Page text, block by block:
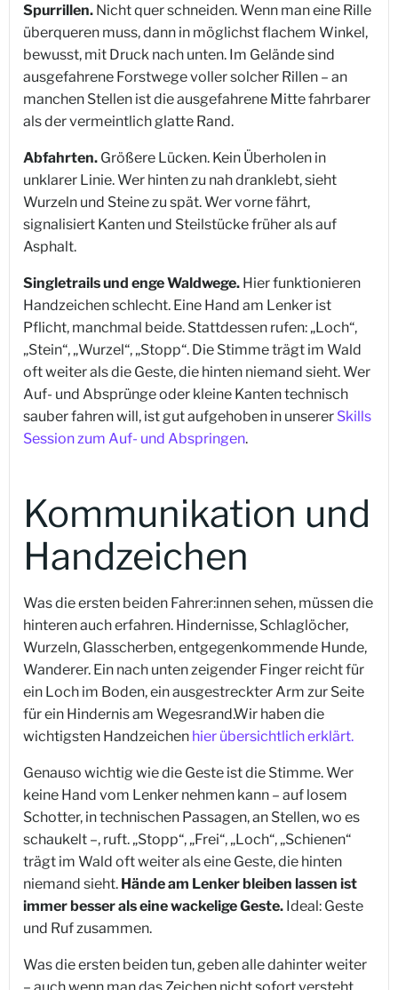
Spurrillen. Nicht quer schneiden. Wenn man eine Rille
überqueren muss, dann in möglichst flachem Winkel,
bewusst, mit Druck nach unten. Im Gelände sind
ausgefahrene Forstwege voller solcher Rillen – an
manchen Stellen ist die ausgefahrene Mitte fahrbarer
als der vermeintlich glatte Rand.
Abfahrten. Größere Lücken. Kein Überholen in
unklarer Linie. Wer hinten zu nah dranklebt, sieht
Wurzeln und Steine zu spät. Wer vorne fährt,
signalisiert Kanten und Steilstücke früher als auf
Asphalt.
Singletrails und enge Waldwege. Hier funktionieren
Handzeichen schlecht. Eine Hand am Lenker ist
Pflicht, manchmal beide. Stattdessen rufen: „Loch“,
„Stein“, „Wurzel“, „Stopp“. Die Stimme trägt im Wald
oft weiter als die Geste, die hinten niemand sieht. Wer
Auf- und Absprünge oder kleine Kanten technisch
sauber fahren will, ist gut aufgehoben in unserer Skills
Session zum Auf- und Abspringen.
Kommunikation und
Handzeichen
Was die ersten beiden Fahrer:innen sehen, müssen die
hinteren auch erfahren. Hindernisse, Schlaglöcher,
Wurzeln, Glasscherben, entgegenkommende Hunde,
Wanderer. Ein nach unten zeigender Finger reicht für
ein Loch im Boden, ein ausgestreckter Arm zur Seite
für ein Hindernis am Wegesrand.Wir haben die
wichtigsten Handzeichen hier übersichtlich erklärt.
Genauso wichtig wie die Geste ist die Stimme. Wer
keine Hand vom Lenker nehmen kann – auf losem
Schotter, in technischen Passagen, an Stellen, wo es
schaukelt –, ruft. „Stopp“, „Frei“, „Loch“, „Schienen“
trägt im Wald oft weiter als eine Geste, die hinten
niemand sieht. Hände am Lenker bleiben lassen ist
immer besser als eine wackelige Geste. Ideal: Geste
und Ruf zusammen.
Was die ersten beiden tun, geben alle dahinter weiter